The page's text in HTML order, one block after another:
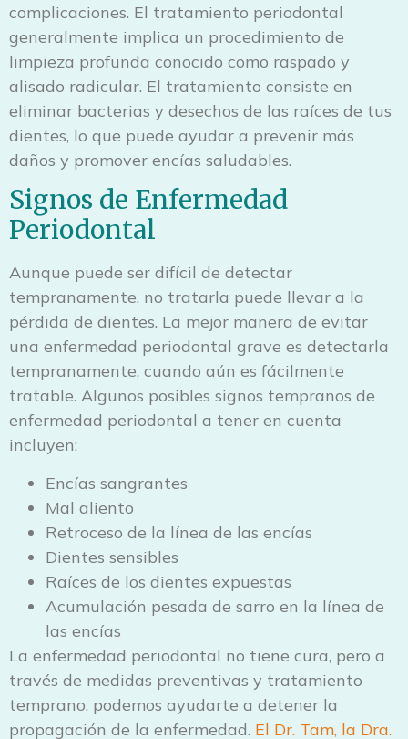
complicaciones. El tratamiento periodontal
generalmente implica un procedimiento de
limpieza profunda conocido como raspado y
alisado radicular. El tratamiento consiste en
eliminar bacterias y desechos de las raíces de tus
dientes, lo que puede ayudar a prevenir más
daños y promover encías saludables.
Signos de Enfermedad
Periodontal
Aunque puede ser difícil de detectar
tempranamente, no tratarla puede llevar a la
pérdida de dientes. La mejor manera de evitar
una enfermedad periodontal grave es detectarla
tempranamente, cuando aún es fácilmente
tratable. Algunos posibles signos tempranos de
enfermedad periodontal a tener en cuenta
incluyen:
Encías sangrantes
Mal aliento
Retroceso de la línea de las encías
Dientes sensibles
Raíces de los dientes expuestas
Acumulación pesada de sarro en la línea de
las encías
La enfermedad periodontal no tiene cura, pero a
través de medidas preventivas y tratamiento
temprano, podemos ayudarte a detener la
propagación de la enfermedad. El Dr. Tam, la Dra.